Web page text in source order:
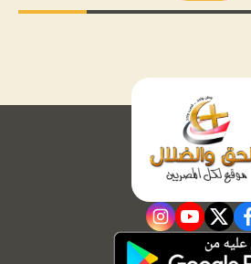
facebook
twitter
youtube
instagram